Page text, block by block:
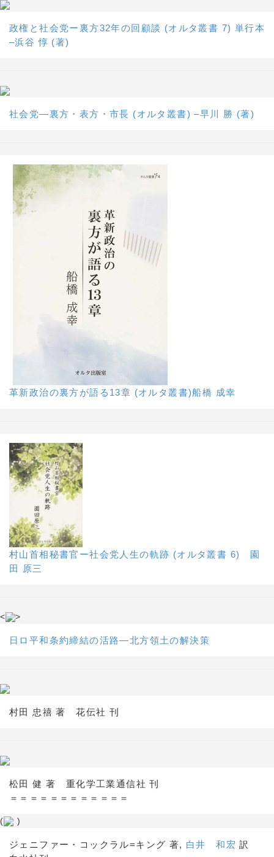
政権と社会党ー裏方32年の回顧談 (オルタ叢書 7) 単行本
–浜谷 惇 (著)
社会党―裏方・表方・市長 (オルタ叢書) –早川 勝 (著)
革新政治の裏方が語る13章 (オルタ叢書)船橋 成幸
村山首相秘書官ー社会党人生の軌跡 (オルタ叢書 6) 園
田 原三
< >
日ロ平和条約締結の活路―北方領土の解決策
村田 忠禧 著 花伝社 刊
松田 健 著 重化学工業通信社 刊
＝＝＝＝＝＝＝＝＝＝＝＝
( )
ジェニファー・コックラル=キング 著, 白井 和宏 訳